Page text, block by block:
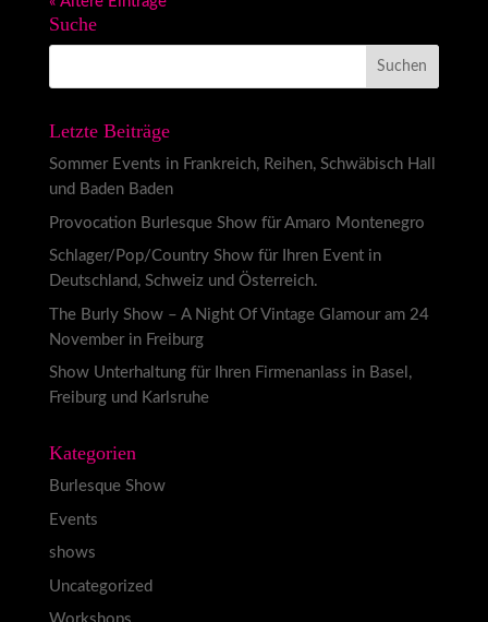
Suche
Letzte Beiträge
Sommer Events in Frankreich, Reihen, Schwäbisch Hall
und Baden Baden
Provocation Burlesque Show für Amaro Montenegro
Schlager/Pop/Country Show für Ihren Event in
Deutschland, Schweiz und Österreich.
The Burly Show – A Night Of Vintage Glamour am 24
November in Freiburg
Show Unterhaltung für Ihren Firmenanlass in Basel,
Freiburg und Karlsruhe
Kategorien
Burlesque Show
Events
shows
Uncategorized